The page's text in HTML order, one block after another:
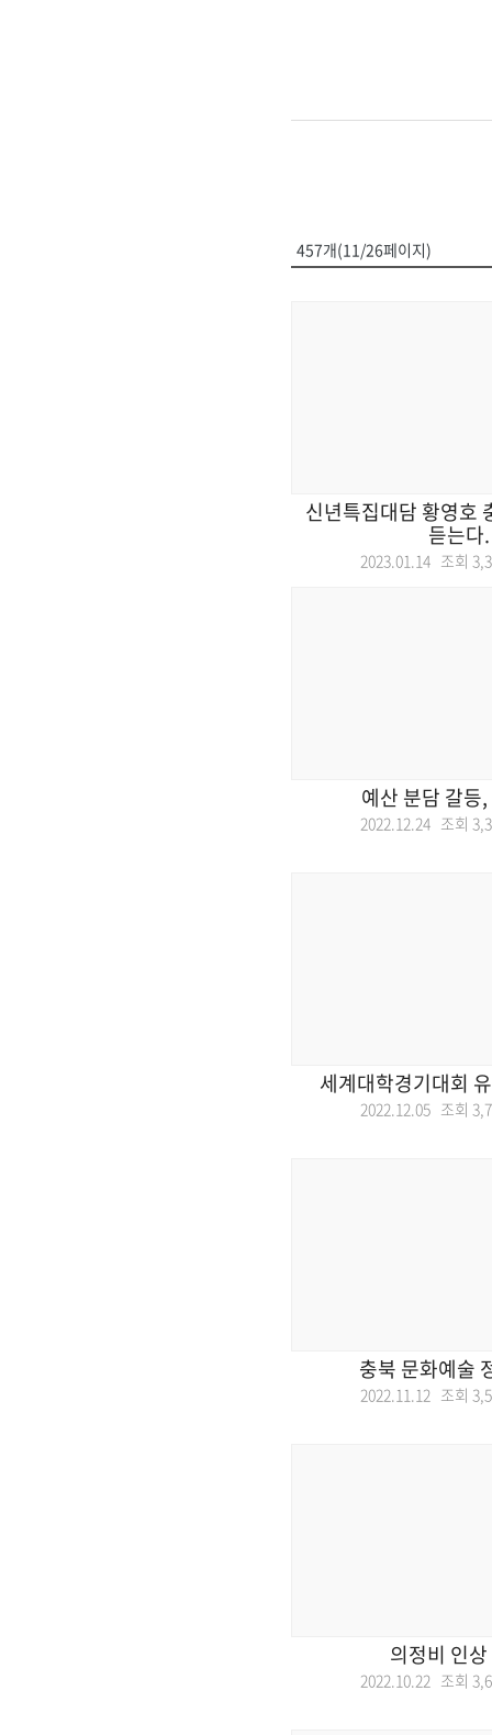
457개(11/26페이지)
신년특집대담 황영호
듣는다.
2023.01.14 조회
예산 분담 갈등
2022.12.24 조회
세계대학경기대회
2022.12.05 조회
충북 문화예술
2022.11.12 조회
의정비 인
2022.10.22 조회